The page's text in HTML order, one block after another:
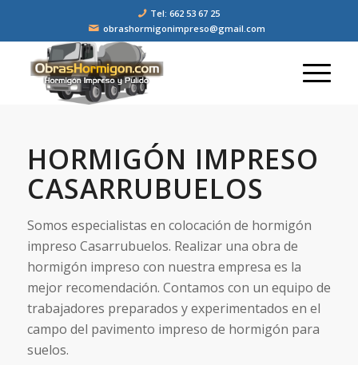
Tel: 662 53 67 25
obrashormigonimpreso@gmail.com
HORMIGÓN IMPRESO
CASARRUBUELOS
Somos especialistas en colocación de hormigón
impreso Casarrubuelos. Realizar una obra de
hormigón impreso con nuestra empresa es la
mejor recomendación. Contamos con un equipo de
trabajadores preparados y experimentados en el
campo del pavimento impreso de hormigón para
suelos.